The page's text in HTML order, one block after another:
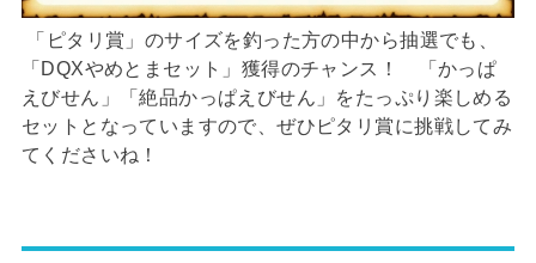
「ピタリ賞」のサイズを釣った方の中から抽選でも、
「DQXやめとまセット」獲得のチャンス！ 「かっぱ
えびせん」「絶品かっぱえびせん」をたっぷり楽しめる
セットとなっていますので、ぜひピタリ賞に挑戦してみ
てくださいね！